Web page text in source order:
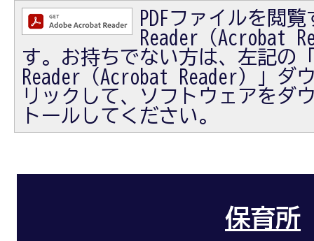
PDFファイルを閲
Reader（Acrobat
す。お持ちでない方は、左記の
Reader（Acrobat Reader）」ダ
リックして、ソフトウェアをダ
トールしてください。
保育所